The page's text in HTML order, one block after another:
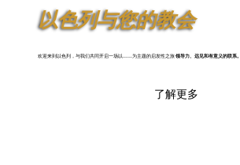
以色列与您的教会
欢迎来到以色列，与我们共同开启一场以……为主题的启发性之旅领导力、远见和有意义的联系。
了解更多